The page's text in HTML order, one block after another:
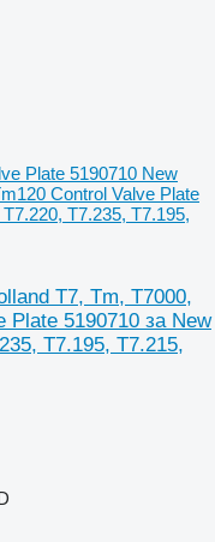
Plate 5190710 New
Control Valve Plate
T7.235, T7.195,
T7, Tm, T7000,
Plate 5190710 за New
T7.195, T7.215,